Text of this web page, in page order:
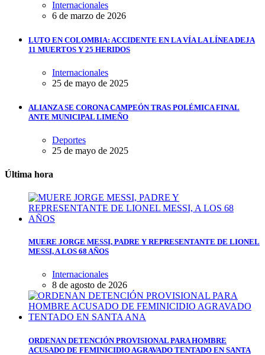
Internacionales
6 de marzo de 2026
LUTO EN COLOMBIA: ACCIDENTE EN LA VÍA LA LÍNEA DEJA
11 MUERTOS Y 25 HERIDOS
Internacionales
25 de mayo de 2025
ALIANZA SE CORONA CAMPEÓN TRAS POLÉMICA FINAL
ANTE MUNICIPAL LIMEÑO
Deportes
25 de mayo de 2025
Última hora
MUERE JORGE MESSI, PADRE Y REPRESENTANTE DE LIONEL
MESSI, A LOS 68 AÑOS
Internacionales
8 de agosto de 2026
ORDENAN DETENCIÓN PROVISIONAL PARA HOMBRE
ACUSADO DE FEMINICIDIO AGRAVADO TENTADO EN SANTA